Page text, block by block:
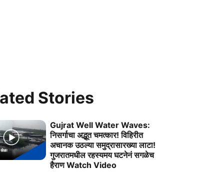
Stories
Gujrat Well Water Waves:
निसर्गाचा अद्भूत चमत्कार! विहिरीत
अचानक उठल्या समुद्रासारख्या लाटा!
गुजरातमधील रहस्यमय घटनेनं सगळेच
हैराण Watch Video